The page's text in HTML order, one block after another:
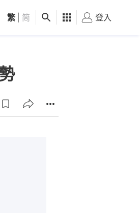
觀點 健康 好食玩飛
繁 简 登入